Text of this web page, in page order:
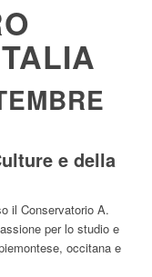
e della
il Conservatorio A.
per lo studio e
occitana e